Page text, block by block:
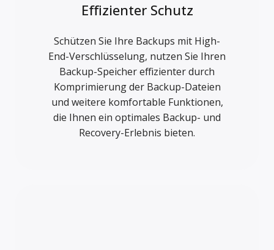
Effizienter Schutz
Schützen Sie Ihre Backups mit High-
End-Verschlüsselung, nutzen Sie Ihren
Backup-Speicher effizienter durch
Komprimierung der Backup-Dateien
und weitere komfortable Funktionen,
die Ihnen ein optimales Backup- und
Recovery-Erlebnis bieten.